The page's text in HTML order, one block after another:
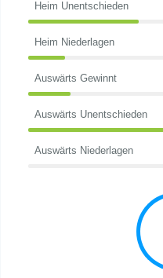
Heim Unentschieden
Heim Niederlagen
Auswärts Gewinnt
Auswärts Unentschieden
Auswärts Niederlagen